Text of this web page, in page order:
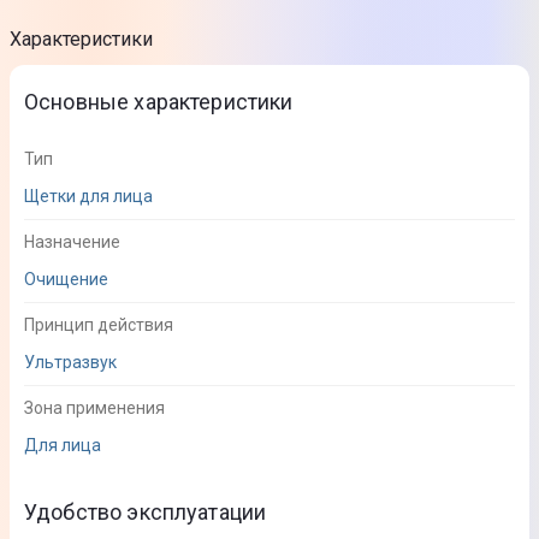
Характеристики
Основные характеристики
Тип
Щетки для лица
Назначение
Очищение
Принцип действия
Ультразвук
Зона применения
Для лица
Удобство эксплуатации